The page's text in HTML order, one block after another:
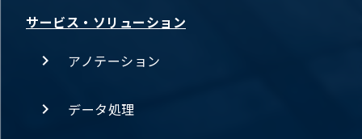
サービス・ソリューション
アノテーション
データ処理